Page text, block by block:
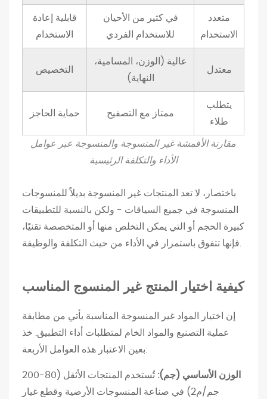
ن
د
س
ا
د
ن
.
4
ل
ة
2
5
ا
مقارنة الأقمشة غير المنسوجة والمنسوجة عبر عوامل
الأداء والتكلفة الرئيسية
قابلية إعادة
الاستخدام
في كثير من الأحيان
للاستخدام الفردي
متعدد
الاستخدام
التخصيص
عالية (الوزن، المسامية،
النهاية)
معتدل
حماية الحاجز ممتاز مع التصفيح
يتطلب
طلاء
باختصار، لا تعد المنتجات غير المنسوجة بديلاً للمنسوجات
المنسوجة في جميع السياقات - ولكن بالنسبة للتطبيقات
كبيرة الحجم أو التي يمكن التخلص منها أو المتخصصة تقنيًا،
كيفية اختيار المنتج غير المنسوج المناسب
إن اختيار المواد غير المنسوجة المناسبة يأتي من مطابقة
عملية التصنيع والمواد الخام لمتطلبات أداء التطبيق. خذ
بعين الاعتبار هذه العوامل الأربعة:
الوزن الأساسي (جم):
تُستخدم المنتجات الأثقل (80-200
جم/م2) في صناعة المنسوجات الأرضية وقطع غيار